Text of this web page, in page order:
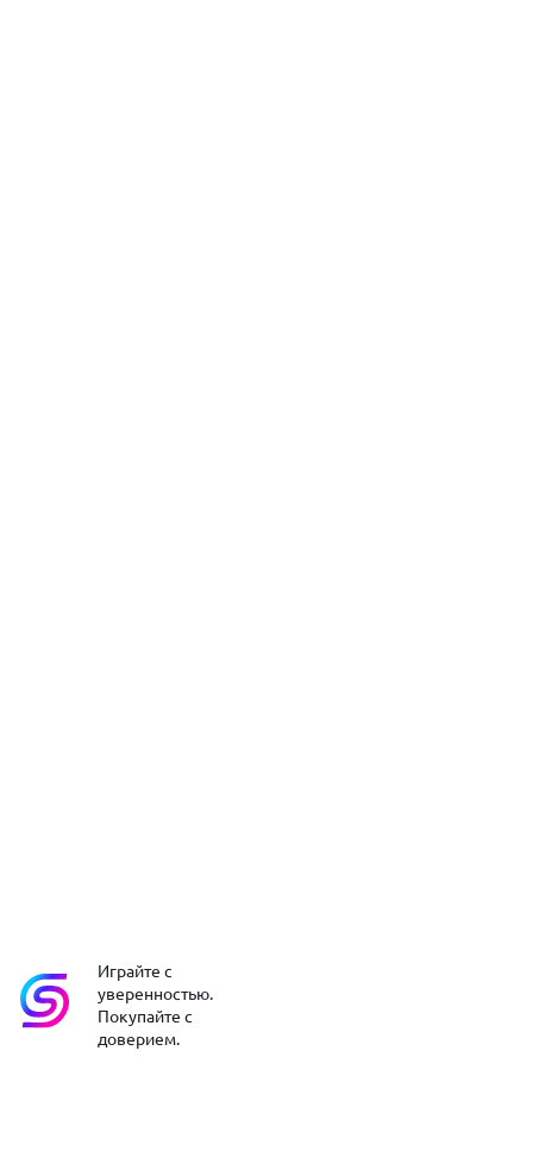
Играйте с
уверенностью.
Покупайте с
доверием.